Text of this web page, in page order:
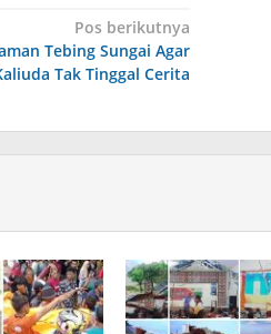
Pos berikutnya
Tebing Sungai Agar
Tak Tinggal Cerita